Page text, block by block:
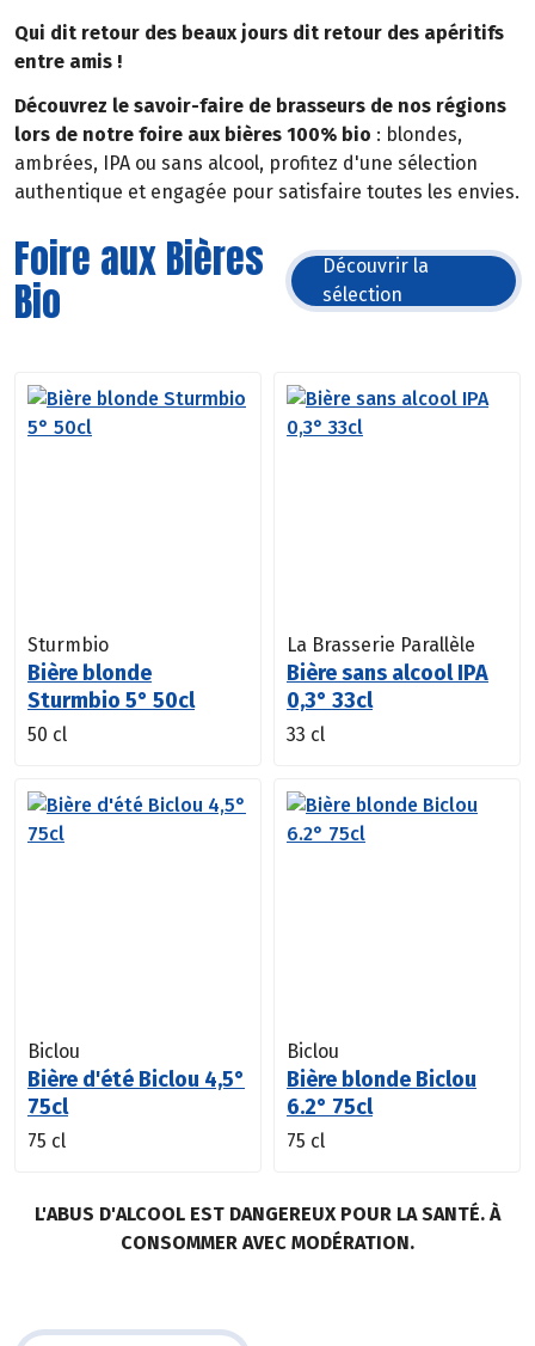
Qui dit retour des beaux jours dit retour des apéritifs
entre amis !
Découvrez le savoir-faire de brasseurs de nos régions
lors de notre foire aux bières 100% bio : blondes,
ambrées, IPA ou sans alcool, profitez d'une sélection
authentique et engagée pour satisfaire toutes les envies.
Foire aux Bières
Bio
Découvrir la
sélection
Sturmbio
Bière blonde
Sturmbio 5° 50cl
50 cl
La Brasserie Parallèle
Bière sans alcool IPA
0,3° 33cl
33 cl
Biclou
Bière d'été Biclou 4,5°
75cl
75 cl
Biclou
Bière blonde Biclou
6.2° 75cl
75 cl
L'ABUS D'ALCOOL EST DANGEREUX POUR LA SANTÉ. À
CONSOMMER AVEC MODÉRATION.